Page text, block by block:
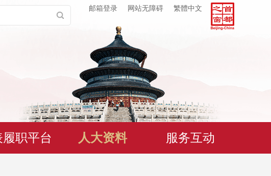
邮箱登录 网站无障碍 繁體中文
履职平台 人大资料 服务互动